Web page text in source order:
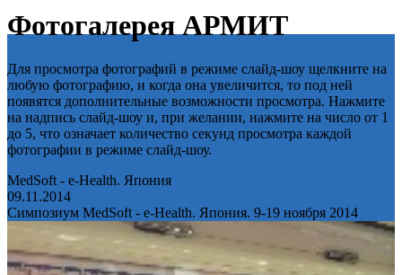
Фотогалерея АРМИТ
Для просмотра фотографий в режиме слайд-шоу щелкните на
любую фотографию, и когда она увеличится, то под ней
появятся дополнительные возможности просмотра. Нажмите
на надпись слайд-шоу и, при желании, нажмите на число от 1
до 5, что означает количество секунд просмотра каждой
фотографии в режиме слайд-шоу.
MedSoft - e-Health. Япония
09.11.2014
Симпозиум MedSoft - e-Health. Япония. 9-19 ноября 2014